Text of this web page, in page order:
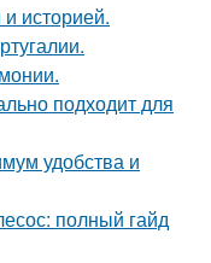
историей.
подходит для
удобства и
полный гайд